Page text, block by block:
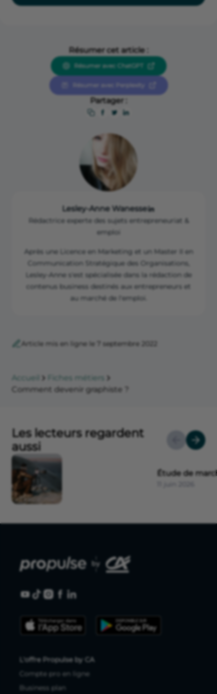
Résumer cet article :
Résumer avec ChatGPT
Résumer avec Perplexity
Partager :
Lesley-Anne Wanesse
Rédactrice experte des sujets entrepreneuriat &
emploi
Après une Licence en Marketing et un Master II en
Communication Stratégique des Organisations,
Lesley-Anne s'est spécialisée dans la rédaction de
contenus business destinés aux entrepreneurs et
au marché de l'emploi.
Article mis en ligne le 7 septembre 2022
Accueil
Fiches métiers
Comment devenir graphiste ?
Les lecteurs regardent
aussi
Étude de
L'offre Propulse by CA
Compte pro en ligne
Business plan